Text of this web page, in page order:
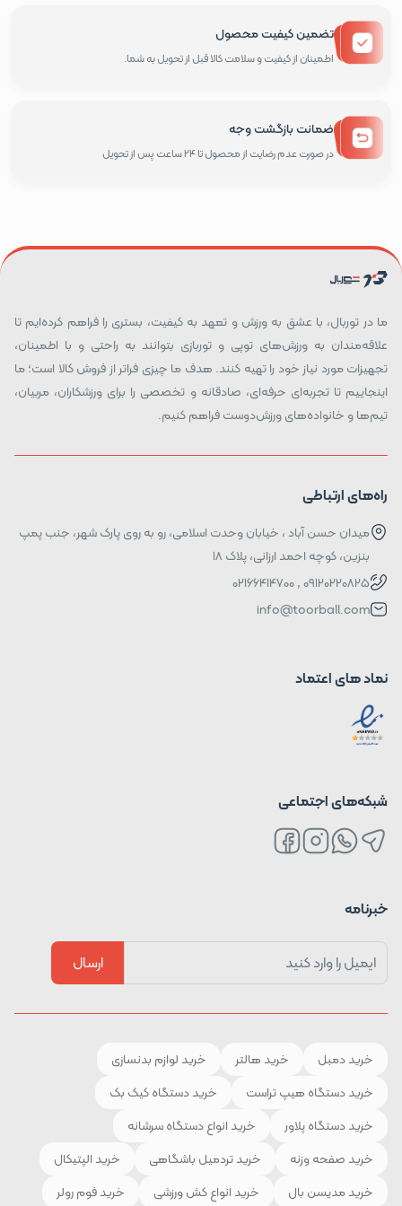
تضمین کیفیت محصول
اطمینان از کیفیت و سلامت کالا قبل از تحویل به شما.
ضمانت بازگشت وجه
در صورت عدم رضایت از محصول تا 24 ساعت پس از تحویل
ما در توربال، با عشق به ورزش و تعهد به کیفیت، بستری را فراهم کرده‌ایم تا
علاقه‌مندان به ورزش‌های توپی و توربازی بتوانند به راحتی و با اطمینان،
تجهیزات مورد نیاز خود را تهیه کنند. هدف ما چیزی فراتر از فروش کالا است؛ ما
اینجاییم تا تجربه‌ای حرفه‌ای، صادقانه و تخصصی را برای ورزشکاران، مربیان،
تیم‌ها و خانواده‌های ورزش‌دوست فراهم کنیم.
راه‌های ارتباطی
میدان حسن آباد ، خیابان وحدت اسلامی، رو به روی پارک شهر، جنب پمپ
بنزین، کوچه احمد ارزانی، پلاک ۱۸
09120220825 , 02166414700
info@toorball.com
نماد های اعتماد
شبکه‌های اجتماعی
خبرنامه
ارسال
خرید دمبل خرید هالتر
خرید لوازم بدنسازی
خرید دستگاه هیپ تراست
خرید دستگاه کیک بک
خرید دستگاه پلاور
خرید انواع دستگاه سرشانه
خرید صفحه وزنه
خرید تردمیل باشگاهی
خرید الپتیکال
خرید مدیسن بال
خرید انواع کش ورزشی خرید فوم رولر